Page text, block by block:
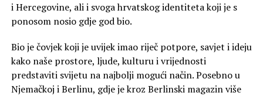
i Hercegovine, ali i svoga hrvatskog identiteta koji je s
ponosom nosio gdje god bio.
Bio je čovjek koji je uvijek imao riječ potpore, savjet i ideju
kako naše prostore, ljude, kulturu i vrijednosti
predstaviti svijetu na najbolji mogući način. Posebno u
Njemačkoj i Berlinu, gdje je kroz Berlinski magazin više